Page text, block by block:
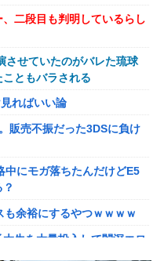
うなさいますか？」ワイ喪
w w w w w w w w
トはデタラメで遠隔操作し
ってるのか分かんない奴
は勿論わかるよ
ーヒーカップを作って大盛
とあると話題に
ーズが強すぎると話題に
楽しみにしてたら動物の死肉
、二段目も判明しているらし
させていたのがバレた琉球
ともバラされる
ればいい論
販売不振だった3DSに負け
中にモガ落ちたんだけどE5
余裕にするやつｗｗｗｗ
大生を大量投入して闇深エロ